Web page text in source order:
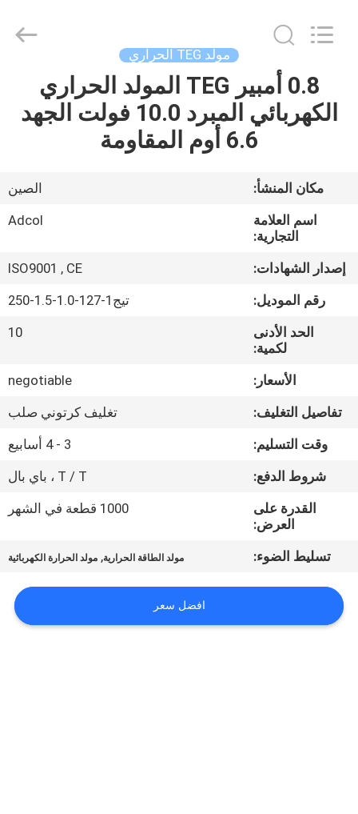
منزل
أشرطة
فيديو
حول
جولة
المعمل
ضبط
الجودة
أخبار
(Guangzhou)
مولد TEG الحراري
0.8 أمبير TEG المولد الحراري
الكهربائي المبرد 10.0 فولت الجهد
6.6 أوم المقاومة
مكان المنشأ:
الصين
اسم العلامة
التجارية:
Adcol
إصدار الشهادات:
ISO9001 , CE
رقم الموديل:
تيج1-127-1.0-1.5-250
الحد الأدنى
لكمية:
10
الأسعار:
negotiable
تفاصيل التغليف:
تغليف كرتوني صلب
وقت التسليم:
3 - 4 أسابيع
شروط الدفع:
T / T ، باي بال
القدرة على
العرض:
1000 قطعة في الشهر
تسليط الضوء: مولد الطاقة الحرارية, مولد الحرارة الكهربائية
افضل سعر